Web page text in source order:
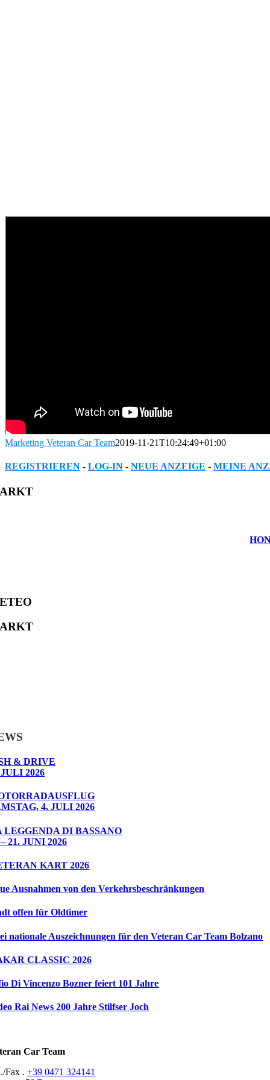
Marketing Veteran Car Team2019-11-21T10:24:49+01:00
REGISTRIEREN - LOG-IN - NEUE ANZEIGE - MEINE
Facebook
Twitter
Reddit
LinkedIn
WhatsApp
Tumblr
Pinterest
Vk
Xing
Email
& DRIVE
JULI 2026
4. JULI 2026
LEGGENDA DI BASSANO
21. JUNI 2026
KART 2026
Ausnahmen von den Verkehrsbeschränkungen
offen für Oldtimer
nationale Auszeichnungen für den Veteran Car Team Bolzano
CLASSIC 2026
Di Vincenzo Bozner feiert 101 Jahre
Rai News 200 Jahre Stilfser Joch
Car Team
Fax .+39 0471 324141